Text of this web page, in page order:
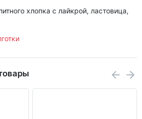
хлопка с лайкрой, ластовица,